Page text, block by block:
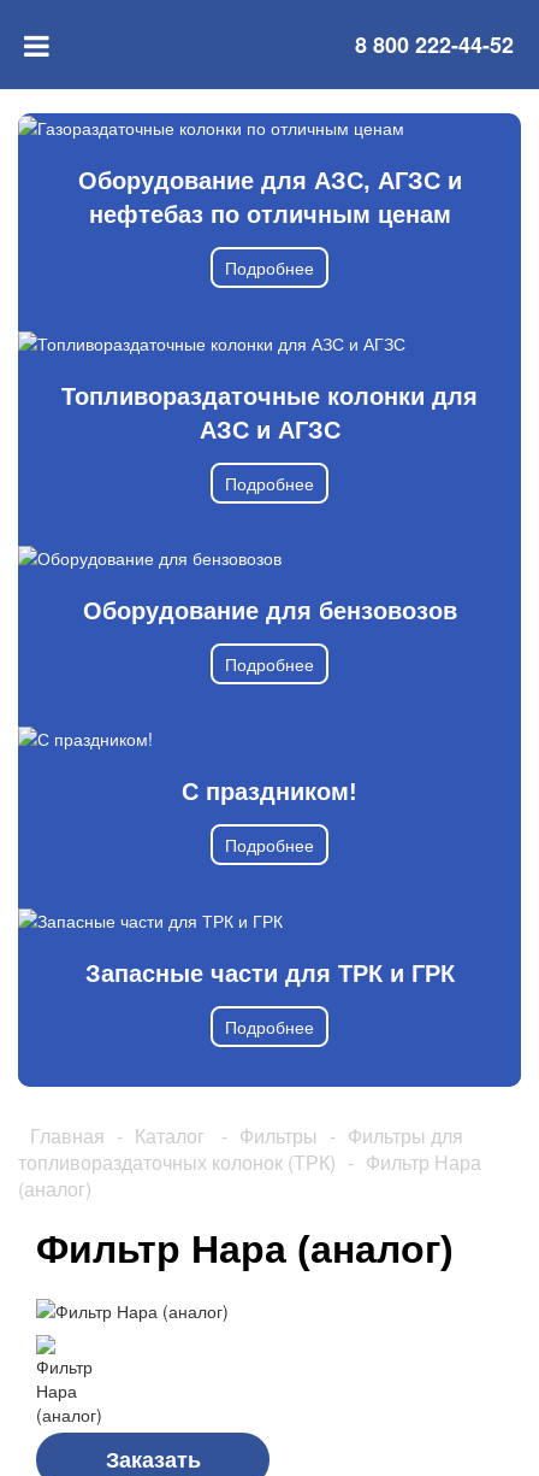
8 800 222-44-52
Оборудование для АЗС, АГЗС и
нефтебаз по отличным ценам
Подробнее
Топливораздаточные колонки для
АЗС и АГЗС
Подробнее
Оборудование для бензовозов
Подробнее
С праздником!
Подробнее
Запасные части для ТРК и ГРК
Подробнее
Главная - Каталог - Фильтры - Фильтры для
топливораздаточных колонок (ТРК) - Фильтр Нара
(аналог)
Фильтр Нара (аналог)
Заказать